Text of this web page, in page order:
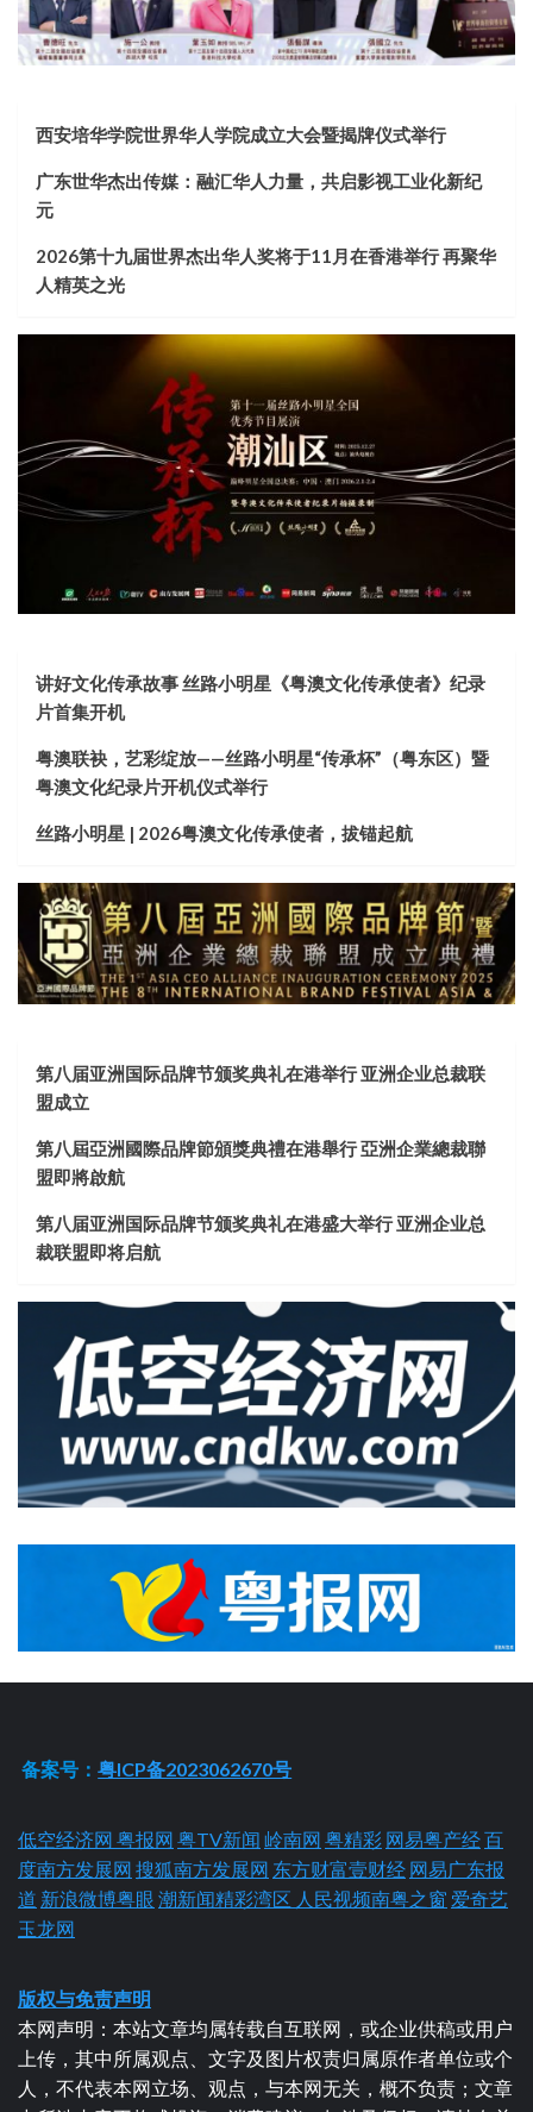
西安培华学院世界华人学院成立大会暨揭牌仪式举行
广东世华杰出传媒：融汇华人力量，共启影视工业化新纪
元
2026第十九届世界杰出华人奖将于11月在香港举行 再聚华
人精英之光
讲好文化传承故事 丝路小明星《粤澳文化传承使者》纪录
片首集开机
粤澳联袂，艺彩绽放——丝路小明星“传承杯”（粤东区）暨
粤澳文化纪录片开机仪式举行
丝路小明星 | 2026粤澳文化传承使者，拔锚起航
第八届亚洲国际品牌节颁奖典礼在港举行 亚洲企业总裁联
盟成立
第八屆亞洲國際品牌節頒獎典禮在港舉行 亞洲企業總裁聯
盟即將啟航
第八届亚洲国际品牌节颁奖典礼在港盛大举行 亚洲企业总
裁联盟即将启航
备案号：粤ICP备2023062670号
低空经济网 粤报网 粤TV新闻 岭南网 粤精彩 网易粤产经百
度南方发展网 搜狐南方发展网 东方财富壹财经 网易广东报
道 新浪微博粤眼 潮新闻精彩湾区 人民视频南粤之窗 爱奇艺
玉龙网
版权与免责声明
本网声明：本站文章均属转载自互联网，或企业供稿或用户
上传，其中所属观点、文字及图片权责归属原作者单位或个
人，不代表本网立场、观点，与本网无关，概不负责；文章